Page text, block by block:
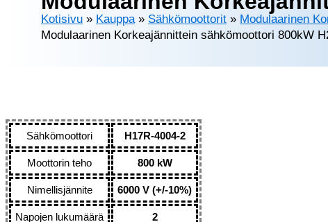
Kotisivu » Kauppa» Sähkömoottorit » Modulaarinen
Modulaarinen Korkeajännittein sähkömoottori 800kW
Sähkömoottori H17R-4004-2
Moottorin teho 800 kW
Nimellisjännite 6000 V (+/-10%)
Napojen lukumäärä 2